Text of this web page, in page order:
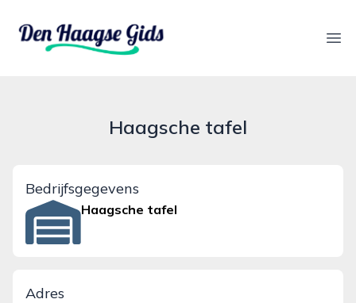
denhaagsegids.nl
Haagsche tafel
Bedrijfsgegevens
Haagsche tafel
Adres